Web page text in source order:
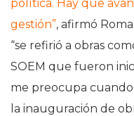
política. Hay que
gestión”, afirmó
“se refirió a obras
SOEM que fueron
me preocupa
la inauguración de